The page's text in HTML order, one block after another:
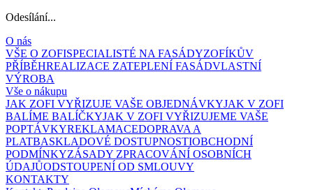
Odesílání...
O nás
VŠE O ZOFISPECIALISTÉ NA FASÁDYZOFÍKŮV
PŘÍBĚHREALIZACE ZATEPLENÍ FASÁDVLASTNÍ
VÝROBA
Vše o nákupu
JAK ZOFI VYŘIZUJE VAŠE OBJEDNÁVKYJAK V ZOFI
BALÍME BALÍČKYJAK V ZOFI VYŘIZUJEME VAŠE
POPTÁVKYREKLAMACEDOPRAVA A
PLATBASKLADOVÉ DOSTUPNOSTIOBCHODNÍ
PODMÍNKYZÁSADY ZPRACOVÁNÍ OSOBNÍCH
ÚDAJŮODSTOUPENÍ OD SMLOUVY
KONTAKTY